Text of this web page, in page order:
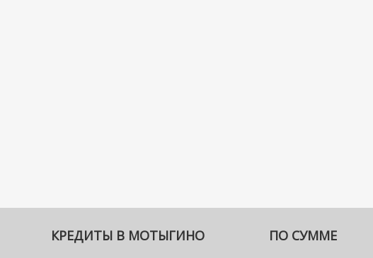
КРЕДИТЫ В МОТЫГИНО ПО СУММЕ